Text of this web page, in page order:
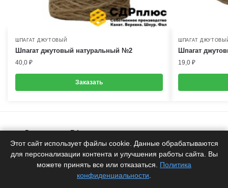
ШПАГАТ ДЖУТОВЫЙ
Шпагат джутовый натуральный №2
40,0 ₽
Заказать
ШПАГАТ
Шпагат
19,0 ₽
Доставка по РФ
Белоруское качество
Продукция
от производителя
Этот сайт использует файлы cookie. Данные обрабатываются
для персонализации контента и улучшения работы сайта. Вы
можете принять все или отказаться. Политика
конфиденциальности